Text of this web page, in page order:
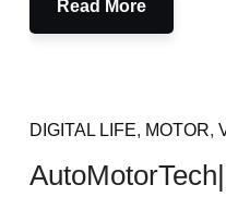
Read More
DIGITAL LIFE, MOTOR,